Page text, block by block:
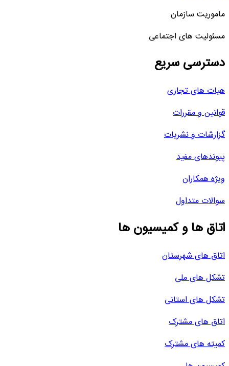
ماموریت سازمان
مسئولیت های اجتماعی
دسترسی سریع
هیات های تجاری
قوانین و مقررات
گزارشات و نشریات
پیوندهای مفید
ویژه همکاران
سوالات متداول
اتاق ها و کمیسیون ها
اتاق های شهرستان
تشکل های ملی
تشکل های استانی
اتاق های مشترک
کمیته های مشترک